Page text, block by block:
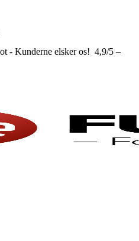
4,9/5 –